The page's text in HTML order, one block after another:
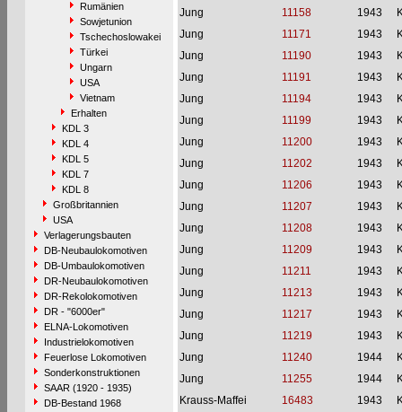
Rumänien
Sowjetunion
Tschechoslowakei
Türkei
Ungarn
USA
Vietnam
Erhalten
KDL 3
KDL 4
KDL 5
KDL 7
KDL 8
Großbritannien
USA
Verlagerungsbauten
DB-Neubaulokomotiven
DB-Umbaulokomotiven
DR-Neubaulokomotiven
DR-Rekolokomotiven
DR - "6000er"
ELNA-Lokomotiven
Industrielokomotiven
Feuerlose Lokomotiven
Sonderkonstruktionen
SAAR (1920 - 1935)
DB-Bestand 1968
Jung
11158 1943
Jung
11171 1943
Jung
11190 1943
Jung
11191 1943
Jung
11194 1943
Jung
11199 1943
Jung
11200 1943
Jung
11202 1943
Jung
11206 1943
Jung
11207 1943
Jung
11208 1943
Jung
11209 1943
Jung
11211 1943
Jung
11213 1943
Jung
11217 1943
Jung
11219 1943
Jung
11240 1944
Jung
11255 1944
Krauss-Maffei
16483 1943